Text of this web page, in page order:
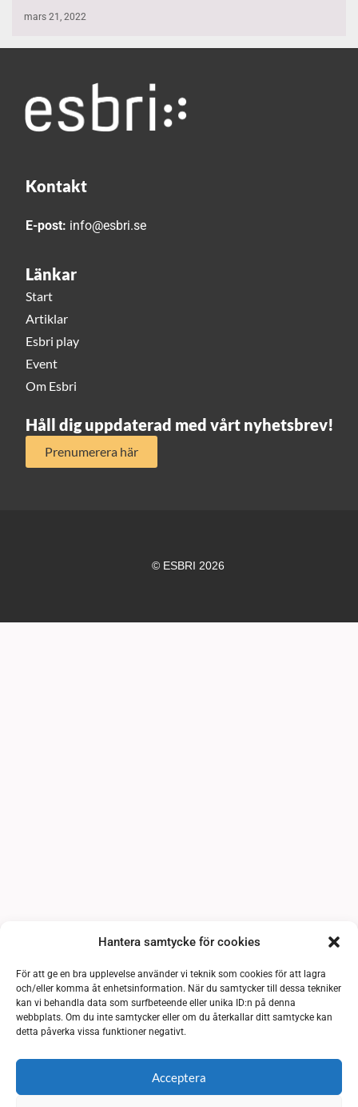
Hantera samtycke för cookies
För att ge en bra upplevelse använder vi teknik som cookies för att lagra
och/eller komma åt enhetsinformation. När du samtycker till dessa tekniker
kan vi behandla data som surfbeteende eller unika ID:n på denna
webbplats. Om du inte samtycker eller om du återkallar ditt samtycke kan
detta påverka vissa funktioner negativt.
Acceptera
mars 21, 2022
Kontakt
E-post: info@esbri.se
Länkar
Start
Artiklar
Esbri play
Event
Om Esbri
Håll dig uppdaterad med vårt nyhetsbrev!
Prenumerera här
© ESBRI 2026